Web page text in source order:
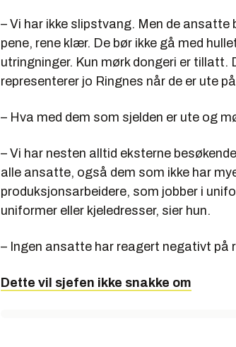
– Vi har ikke slipstvang. Men de
pene, rene klær. De bør ikke gå med
utringninger. Kun mørk dongeri er
representerer jo Ringnes når de er ute
– Hva med dem som sjelden er ute og
– Vi har nesten alltid eksterne
alle ansatte, også dem som ikke har
produksjonsarbeidere, som jobber i
uniformer eller kjeledresser, sier hun.
– Ingen ansatte har reagert negativt på
Dette vil sjefen ikke snakke om